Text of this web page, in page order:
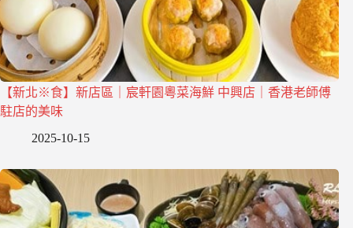
【新北※食】新店區｜宸軒園粵菜海鮮 中興店｜香港老師傅
駐店的美味
2025-10-15